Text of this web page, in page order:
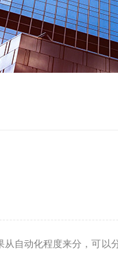
自动化程度来分，可以